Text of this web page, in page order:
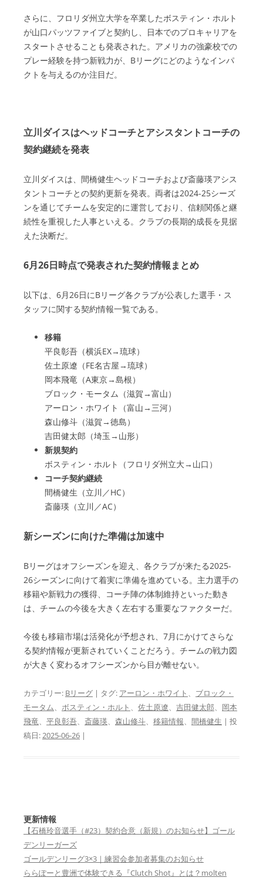
さらに、フロリダ州立大学を卒業したボスティン・ホルト
が山口パッツファイブと契約し、日本でのプロキャリアを
スタートさせることも発表された。アメリカの強豪校での
プレー経験を持つ新戦力が、Bリーグにどのようなインパ
クトを与えるのか注目だ。
立川ダイスはヘッドコーチとアシスタントコーチの
契約継続を発表
立川ダイスは、間橋健生ヘッドコーチおよび斎藤瑛アシス
タントコーチとの契約更新を発表。両者は2024-25シーズ
ンを通じてチームを安定的に運営しており、信頼関係と継
続性を重視した人事といえる。クラブの長期的成長を見据
えた決断だ。
6月26日時点で発表された契約情報まとめ
以下は、6月26日にBリーグ各クラブが公表した選手・ス
タッフに関する契約情報一覧である。
移籍
平良彰吾（横浜EX→琉球）
佐土原遼（FE名古屋→琉球）
岡本飛竜（A東京→島根）
ブロック・モータム（滋賀→富山）
アーロン・ホワイト（富山→三河）
森山修斗（滋賀→徳島）
吉田健太郎（埼玉→山形）
新規契約
ボスティン・ホルト（フロリダ州立大→山口）
コーチ契約継続
間橋健生（立川／HC）
斎藤瑛（立川／AC）
新シーズンに向けた準備は加速中
Bリーグはオフシーズンを迎え、各クラブが来たる2025-
26シーズンに向けて着実に準備を進めている。主力選手の
移籍や新戦力の獲得、コーチ陣の体制維持といった動き
は、チームの今後を大きく左右する重要なファクターだ。
今後も移籍市場は活発化が予想され、7月にかけてさらな
る契約情報が更新されていくことだろう。チームの戦力図
が大きく変わるオフシーズンから目が離せない。
カテゴリー: Bリーグ | タグ: アーロン・ホワイト 、 ブロック・
モータム、 ボスティン・ホルト 、 佐土原遼、 吉田健太郎、 岡本
飛竜、 平良彰吾、 斎藤瑛、 森山修斗、 移籍情報、 間橋健生 | 投
稿日:2025-06-26 |
更新情報
【石橋玲音選手（#23）契約合意（新規）のお知らせ】ゴール
デンリーガーズ
ゴールデンリーグ3×3｜練習会参加者募集のお知らせ
ららぽーと豊洲で体験できる『Clutch Shot』とは？molten